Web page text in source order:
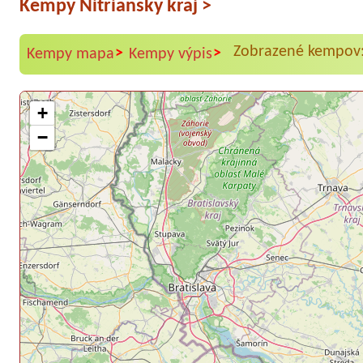
Kempy Nitriansky kraj >
Kempy mapa> Kempy výpis> Zobrazené
+
−